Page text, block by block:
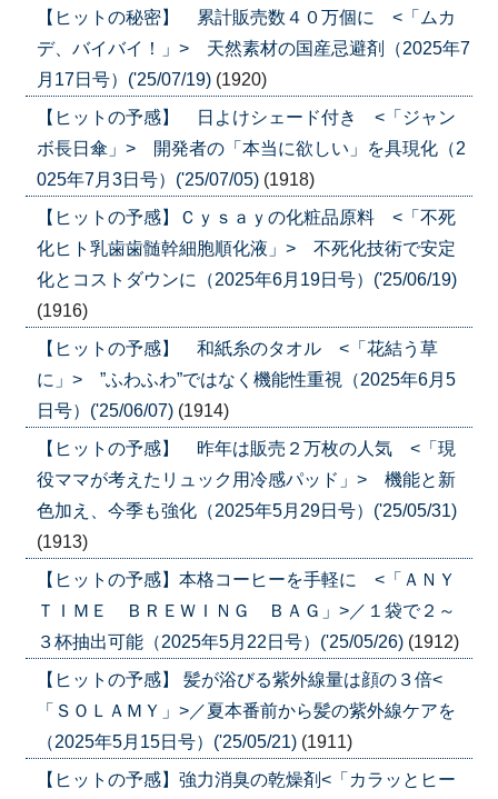
【ヒットの秘密】 累計販売数４０万個に <「ムカ
デ、バイバイ！」> 天然素材の国産忌避剤（2025年7
月17日号）('25/07/19) (1920)
【ヒットの予感】 日よけシェード付き <「ジャン
ボ長日傘」> 開発者の「本当に欲しい」を具現化（2
025年7月3日号）('25/07/05) (1918)
【ヒットの予感】Ｃｙｓａｙの化粧品原料 <「不死
化ヒト乳歯歯髄幹細胞順化液」> 不死化技術で安定
化とコストダウンに（2025年6月19日号）('25/06/19)
(1916)
【ヒットの予感】 和紙糸のタオル <「花結う草
に」> ”ふわふわ”ではなく機能性重視（2025年6月5
日号）('25/06/07) (1914)
【ヒットの予感】 昨年は販売２万枚の人気 <「現
役ママが考えたリュック用冷感パッド」> 機能と新
色加え、今季も強化（2025年5月29日号）('25/05/31)
(1913)
【ヒットの予感】本格コーヒーを手軽に <「ＡＮＹ
ＴＩＭＥ ＢＲＥＷＩＮＧ ＢＡＧ」>／１袋で２～
３杯抽出可能（2025年5月22日号）('25/05/26) (1912)
【ヒットの予感】 髪が浴びる紫外線量は顔の３倍<
「ＳＯＬＡＭＹ」>／夏本番前から髪の紫外線ケアを
（2025年5月15日号）('25/05/21) (1911)
【ヒットの予感】強力消臭の乾燥剤<「カラッとヒー